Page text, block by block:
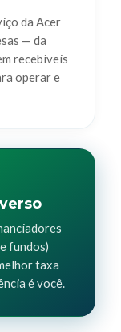
da Acer
— da
recebíveis
operar e
fundos)
taxa
é você.